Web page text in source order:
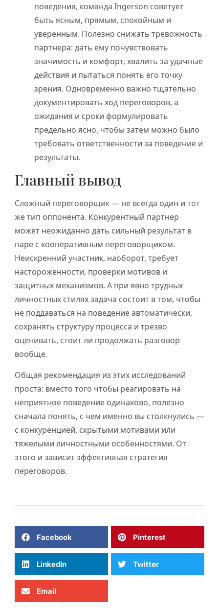
поведения, команда Ingerson советует
быть ясным, прямым, спокойным и
уверенным. Полезно снижать тревожность
партнера: дать ему почувствовать
значимость и комфорт, хвалить за удачные
действия и пытаться понять его точку
зрения. Одновременно важно тщательно
документировать ход переговоров, а
ожидания и сроки формулировать
предельно ясно, чтобы затем можно было
требовать ответственности за поведение и
результаты.
Главный вывод
Сложный переговорщик — не всегда один и тот
же тип оппонента. Конкурентный партнер
может неожиданно дать сильный результат в
паре с кооперативным переговорщиком.
Неискренний участник, наоборот, требует
настороженности, проверки мотивов и
защитных механизмов. А при явно трудных
личностных стилях задача состоит в том, чтобы
не поддаваться на поведение автоматически,
сохранять структуру процесса и трезво
оценивать, стоит ли продолжать разговор
вообще.
Общая рекомендация из этих исследований
проста: вместо того чтобы реагировать на
неприятное поведение одинаково, полезно
сначала понять, с чем именно вы столкнулись —
с конкуренцией, скрытыми мотивами или
тяжелыми личностными особенностями. От
этого и зависит эффективная стратегия
переговоров.
Facebook Pinterest
LinkedIn Twitter
Email